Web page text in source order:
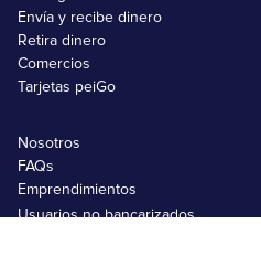
Envía y recibe dinero
Retira dinero
Comercios
Tarjetas peiGo
Nosotros
FAQs
Emprendimientos
Usuarios no bancarizados